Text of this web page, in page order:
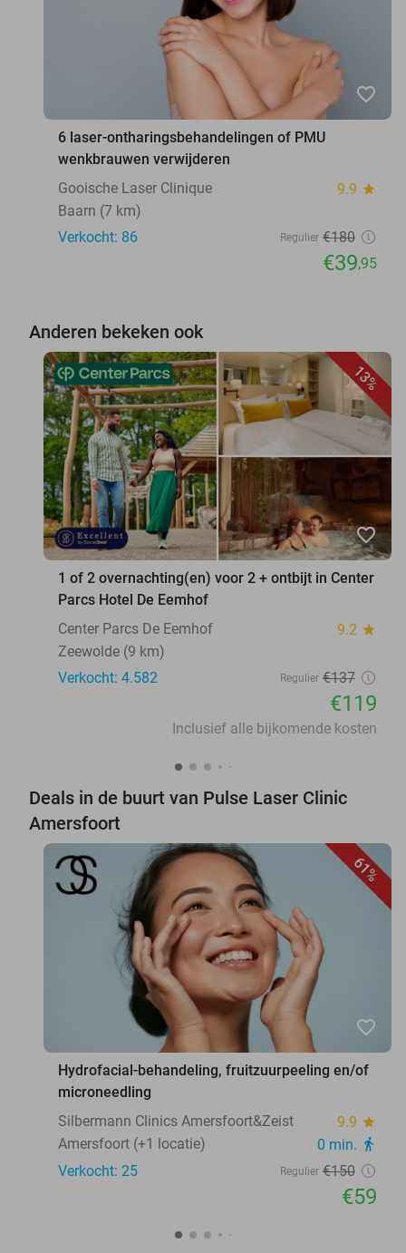
favorite_border
6 laser-ontharingsbehandelingen of PMU
wenkbrauwen verwijderen
Gooische Laser Clinique
9.9 star
Baarn (7 km)
Verkocht: 86
Regulier €180
€39,95
Anderen bekeken ook
13%
favorite_border
1 of 2 overnachting(en) voor 2 + ontbijt in Center
Parcs Hotel De Eemhof
Center Parcs De Eemhof
9.2 star
Zeewolde (9 km)
Verkocht: 4.582
Regulier €137
€119
Inclusief alle bijkomende kosten
Deals in de buurt van Pulse Laser Clinic
Amersfoort
61%
favorite_border
Hydrofacial-behandeling, fruitzuurpeeling en/of
microneedling
Silbermann Clinics Amersfoort&Zeist
9.9 star
Amersfoort (+1 locatie) 0 min. directions_walk
Verkocht: 25 Regulier €150
€59